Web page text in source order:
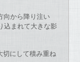
向から降り注い
込まれて大きな影
切にして積み重ね